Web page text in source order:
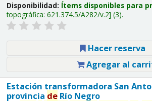
Disponibilidad: Ítems disponibles para
topográfica: 621.374.5/A282/v.2 (3).
Hacer reserva
Agregar al
Estación transformadora San
provincia deRío Negro